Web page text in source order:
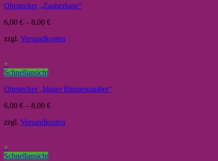
Ohrstecker „Zauberhase“
6,00 € – 8,00 €
zzgl. Versandkosten
+
Schnellansicht
Ohrstecker „blauer Blumenzauber“
6,00 € – 8,00 €
zzgl. Versandkosten
+
Schnellansicht